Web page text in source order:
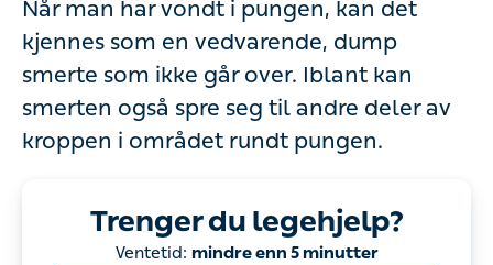
Når man har vondt i pungen, kan det kjennes
som en vedvarende, dump smerte som ikke
går over. Iblant kan smerten også spre seg til
andre deler av kroppen i området rundt
pungen.
Trenger du legehjelp?